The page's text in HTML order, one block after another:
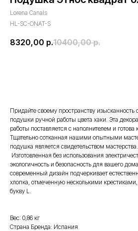
Lorena Canals
HL-SC-ONAT-S
8320,00 р.10400,00 р.
Придайте своему пространству
подушки ручной работы цвета хаки. Эта
работы поставляется с наполнителем и готова
Тщательно сотканная нашими опытными
подушка является свидетельством мастерства.
Изготовленная без использования
экологичность и безопасность для вашего
современный дизайн подчеркивает
хлопка, отмеченную несколькими
букву L.
Вес: 0,86 кг
Страна Бренда: Испания